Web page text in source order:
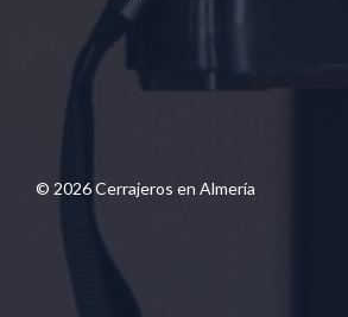
© 2026 Cerrajeros en Almería